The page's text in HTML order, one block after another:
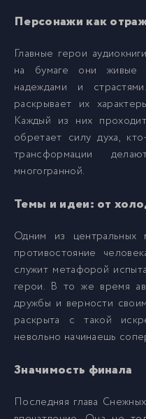
16_Snezhnye_zimy
17 17_Snezhnye_zimy
18 18_Snezhnye_zimy
19 19_Snezhnye_zimy
20 20_Snezhnye_zimy
21 21_Snezhnye_zimy
22 22_Snezhnye_zimy
23 23_Snezhnye_zimy
Персонажи как
Главные герои
на бумаге они живые
надеждами и
раскрывает их
Каждый из них
обретает силу духа,
трансформации
многогранной.
Темы и идеи: от
Одним из центральных
противостояние
служит метафорой
герои. В то же время
дружбы и верности
раскрыта с такой
невольно начинаешь
Значимость финала
Последняя глава